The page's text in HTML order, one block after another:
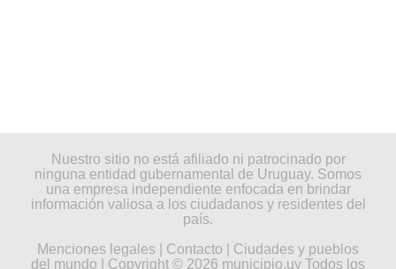
Nuestro sitio no está afiliado ni patrocinado por
ninguna entidad gubernamental de Uruguay. Somos
una empresa independiente enfocada en brindar
información valiosa a los ciudadanos y residentes del
país.
Menciones legales
Contacto
Ciudades y pueblos
del mundo | Copyright © 2026 municipio.uy Todos los